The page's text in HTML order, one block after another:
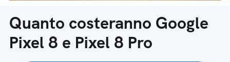
Quanto costeranno Google
Pixel 8 e Pixel 8 Pro